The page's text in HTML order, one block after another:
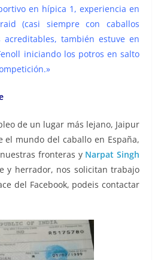
en hípica 1, experiencia en
(casi siempre con caballos
acreditables, también estuve en
iniciando los potros en salto
de un lugar más lejano, Jaipur
el mundo del caballo en España,
fronteras y Narpat Singh
y herrador, nos solicitan trabajo
del Facebook, podeis contactar